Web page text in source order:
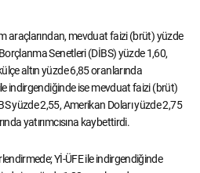
araçlarından, mevduat faizi (brüt) yüzde
Senetleri (DİBS) yüzde 1,60,
altın yüzde 6,85 oranlarında
indirgendiğinde ise mevduat faizi (brüt)
yüzde 2,55, Amerikan Doları yüzde 2,75
yatırımcısına kaybettirdi.
Yİ-ÜFE ile indirgendiğinde